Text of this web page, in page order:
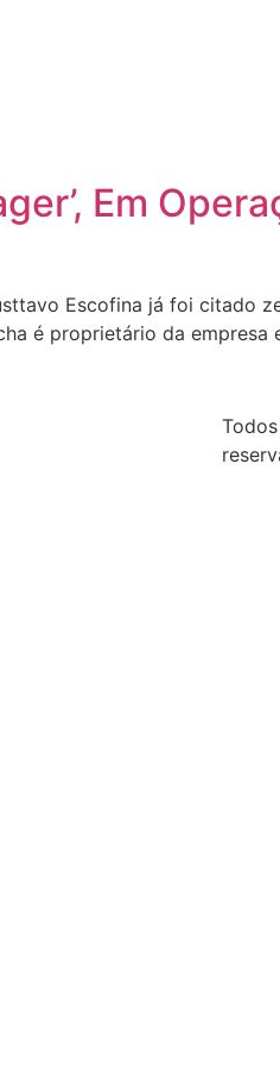
Em
Escofina já foi citado
é proprietário da empresa